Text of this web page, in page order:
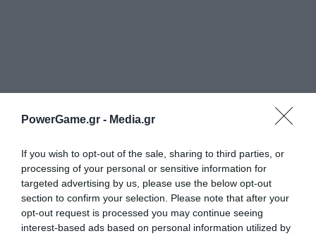
PowerGame.gr - Media.gr
If you wish to opt-out of the sale, sharing to third parties, or
processing of your personal or sensitive information for
targeted advertising by us, please use the below opt-out
section to confirm your selection. Please note that after your
opt-out request is processed you may continue seeing
interest-based ads based on personal information utilized by
Διαβάστε επίσης
ΟΠΕΚΕΠΕ: Στο φως νέοι διάλογοι υπηρεσιακών